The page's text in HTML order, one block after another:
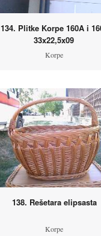
134. Plitke Korpe 160A i
33x22,5x09
Korpe
138. Rešetara elipsasta
Korpe